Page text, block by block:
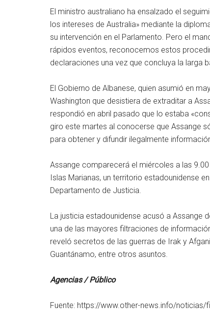
El ministro australiano ha ensalzado el
los intereses de Australia» mediante la
su intervención en el Parlamento. Pero el
rápidos eventos, reconocemos estos
declaraciones una vez que concluya la larga
El Gobierno de Albanese, quien asumió en
Washington que desistiera de extraditar a
respondió en abril pasado que lo estaba
giro este martes al conocerse que Assange
para obtener y difundir ilegalmente
Assange comparecerá el miércoles a las
Islas Marianas, un territorio estadounidense
Departamento de Justicia.
La justicia estadounidense acusó a Assange
una de las mayores filtraciones de
reveló secretos de las guerras de Irak y
Guantánamo, entre otros asuntos.
Agencias / Público
Fuente: https://www.other-news.info/